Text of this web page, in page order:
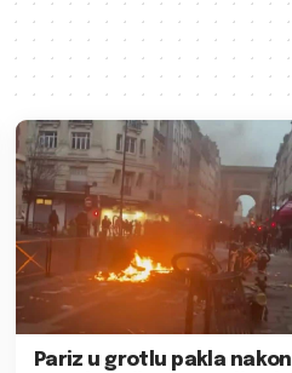
Pariz u grotlu pakla nakon